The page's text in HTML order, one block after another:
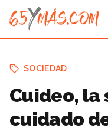
SOCIEDAD
Cuideo, la
cuidado